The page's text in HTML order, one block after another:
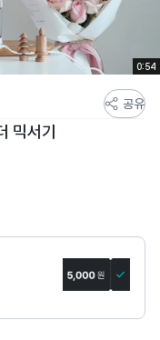
0:54
공유
믹서기